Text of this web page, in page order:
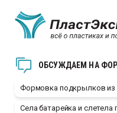
ОБСУЖДАЕМ НА
Формовка подкрылков
Села батарейка и слетела